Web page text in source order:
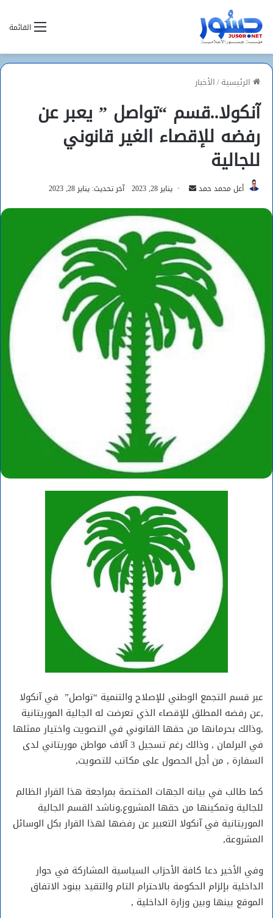
القائمة
الرئيسية/الأخبار
آنكولا..قسم “تواصل ” يعبر عن
رفضه للإقصاء الغير قانوني
للجالية
أعل محمد حمد
أرسل
إلكترونيا
يناير 28, 2023 آخر تحديث: يناير 28, 2023
عبر قسم التجمع الوطني للإصلاح والتنمية “تواصل” في آنكولا
,عن رفضه المطلق للإقصاء الذي تعرضت له الجالية الموريتانية
,وذالك بحرمانها من حقها القانوني في التصويت واختيار ممثلها
في البرلمان , وذالك رغم تسجيل 3 آلاف مواطن موريتاني لدى
السفارة , من أجل الحصول على مكاتب للتصويت,
كما طالب في بيانه الجهات المختصة بمراجعة هذا القرار الظالم
للجالية وتمكينها من حقها المشروع,وناشد القسم الجالية
الموريتانية في آنكولا التعبير عن رفضها لهذا القرار بكل الوسائل
المشروعة,
وفي الأخير دعا كافة الأحزاب السياسية المشاركة في حوار
الداخلية بإلزام الحكومة بالاحترام التام والتقيد ببنود الاتفاق
الموقع بينها وبين وزارة الداخلية ,